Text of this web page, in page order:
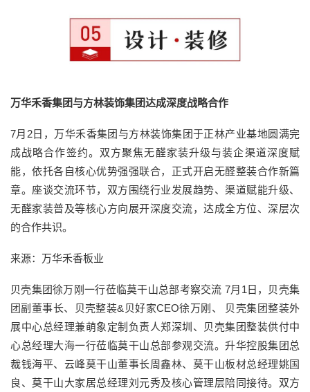
万华禾香集团与方林装饰集团达成深度战略合作
7月2日，万华禾香集团与方林装饰集团于正林产业基地圆满完
成战略合作签约。双方聚焦无醛家装升级与装企渠道深度赋
能，依托各自核心优势强强联合，正式开启无醛整装合作新篇
章。座谈交流环节，双方围绕行业发展趋势、渠道赋能升级、
无醛家装普及等核心方向展开深度交流，达成全方位、深层次
的合作共识。
来源：万华禾香板业
贝壳集团徐万刚一行莅临莫干山总部考察交流 7月1日，贝壳集
团副董事长、贝壳整装&贝好家CEO徐万刚、 贝壳集团整装外
展中心总经理兼萌象定制负责人郑深圳、贝壳集团整装供付中
心总经理大海一行莅临莫干山总部参观交流。升华控股集团总
裁钱海平、云峰莫干山董事长周鑫林、莫干山板材总经理姚国
良、莫干山大家居总经理刘元秀及核心管理层陪同接待。双方